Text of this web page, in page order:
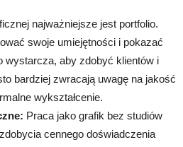
najważniejsze jest portfolio.
swoje umiejętności i pokazać
wystarcza, aby zdobyć klientów i
bardziej zwracają uwagę na jakość
wykształcenie.
Praca jako grafik bez studiów
cennego doświadczenia